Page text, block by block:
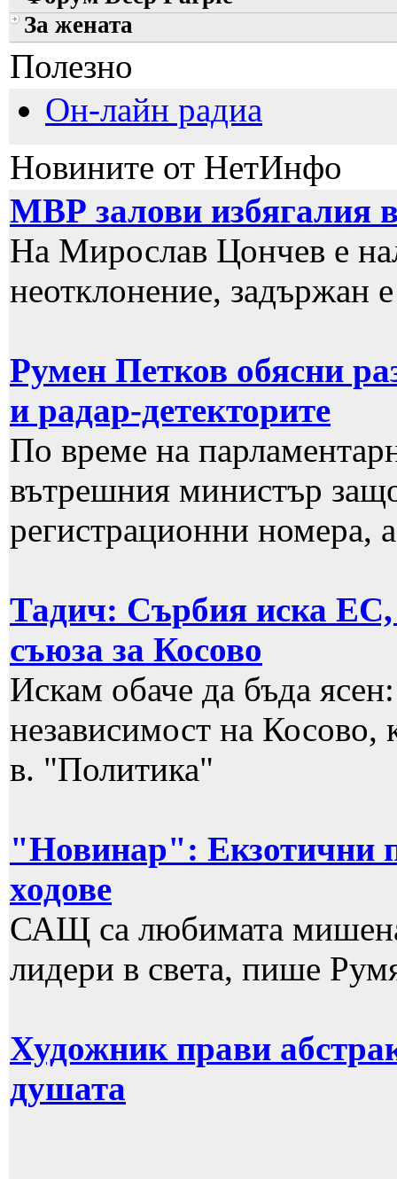
За жената
Полезно
Он-лайн радиа
Новините от НетИнфо
МВР залови избягалия
На Мирослав Цончев е
неотклонение, задържан
Румен Петков обясни
и радар-детекторите
По време на
вътрешния министър
регистрационни номера,
Тадич: Сърбия иска ЕС,
съюза за Косово
Искам обаче да бъда
независимост на Косово,
в. "Политика"
"Новинар": Eкзотични
ходове
САЩ са любимата мишена
лидери в света, пише
Художник прави
душата